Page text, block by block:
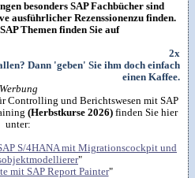
besonders SAP Fachbücher sind
ausführlicher Rezenssionenzu finden.
Themen finden Sie auf
2x
Werbung
Controlling und Berichtswesen mit SAP
(Herbstkurse 2026) finden Sie hier
unter:
S/4HANA mit Migrationscockpit und
"
mit SAP Report Painter"